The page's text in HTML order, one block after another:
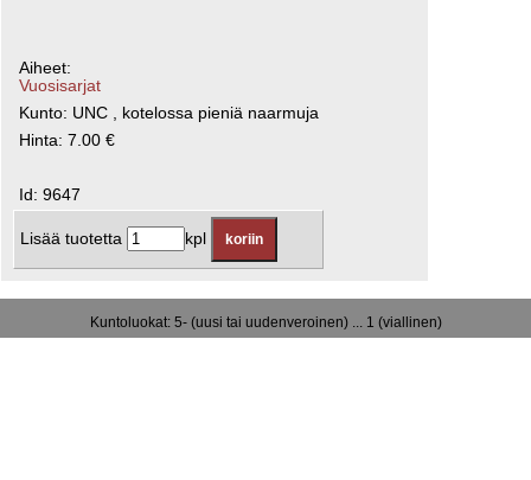
Aiheet:
Vuosisarjat
Kunto: UNC , kotelossa pieniä naarmuja
Hinta: 7.00 €
Id: 9647
Lisää tuotetta kpl
Kuntoluokat: 5- (uusi tai uudenveroinen) ... 1 (viallinen)